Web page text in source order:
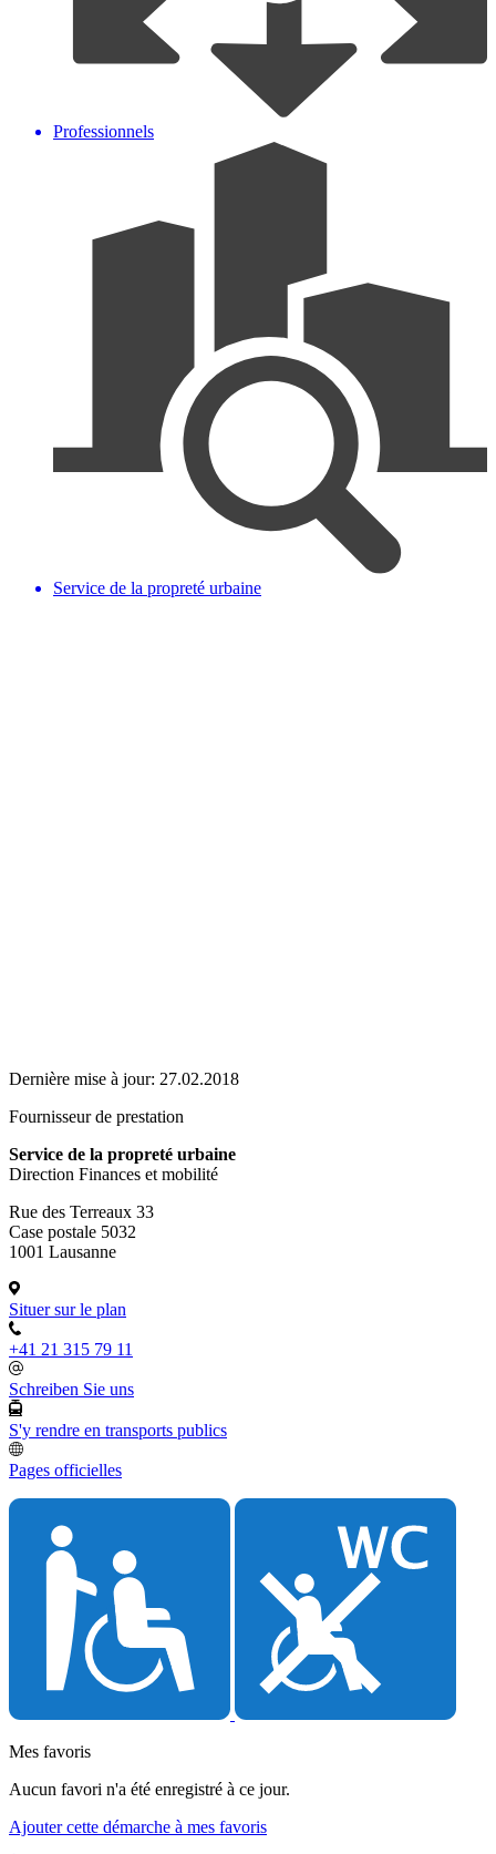
Professionnels
Service de la propreté urbaine
Dernière mise à jour: 27.02.2018
Fournisseur de prestation
Service de la propreté urbaine
Direction Finances et mobilité
Rue des Terreaux 33
Case postale 5032
1001 Lausanne
Situer sur le plan
+41 21 315 79 11
Schreiben Sie uns
S'y rendre en transports publics
Pages officielles
Mes favoris
Aucun favori n'a été enregistré à ce jour.
Ajouter cette démarche à mes favoris